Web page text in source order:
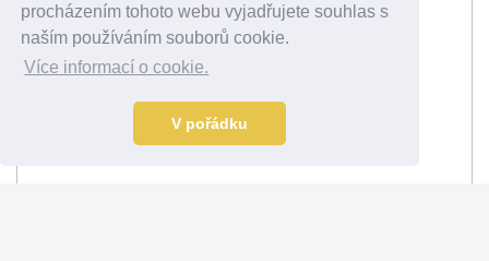
procházením tohoto webu vyjadřujete souhlas s
naším používáním souborů cookie.
Více informací o cookie.
V pořádku